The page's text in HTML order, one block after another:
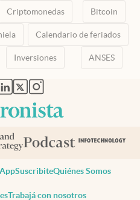
Criptomonedas Bitcoin
Calendario de feriados
Inversiones ANSES
nueva pestaña
en nueva pestaña
abre en nueva pestaña
abre en nueva pestaña
abre en nueva pestaña
SuscribiteQuiénes Somos
Trabajá con nosotros